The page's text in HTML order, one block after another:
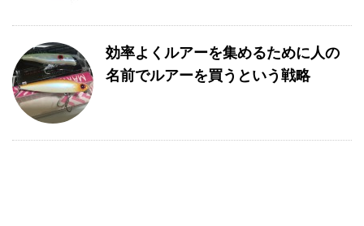
効率よくルアーを集めるために人の
名前でルアーを買うという戦略